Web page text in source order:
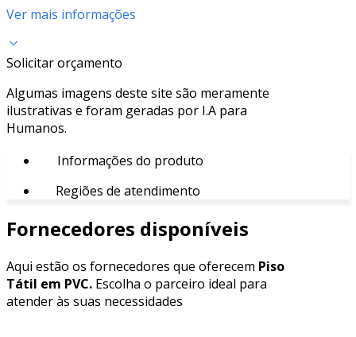
Ver mais informações
Solicitar orçamento
Algumas imagens deste site são meramente
ilustrativas e foram geradas por I.A para
Humanos.
Informações do produto
Regiões de atendimento
Fornecedores disponíveis
Aqui estão os fornecedores que oferecem Piso
Tátil em PVC. Escolha o parceiro ideal para
atender às suas necessidades